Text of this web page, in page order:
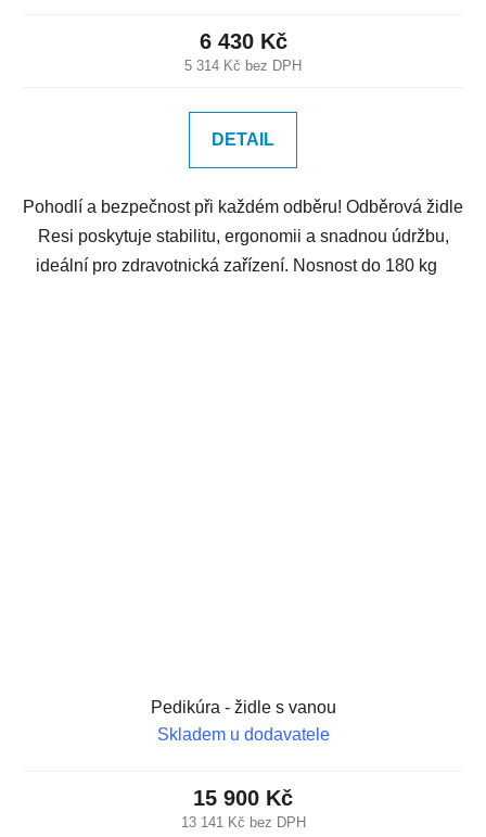
5 314 Kč bez DPH
6 430 Kč
DETAIL
Pohodlí a bezpečnost při každém odběru! Odběrová židle
Resi poskytuje stabilitu, ergonomii a snadnou údržbu,
ideální pro zdravotnická zařízení. Nosnost do 180 kg
Pedikúra - židle s vanou
Skladem u dodavatele
13 141 Kč bez DPH
15 900 Kč